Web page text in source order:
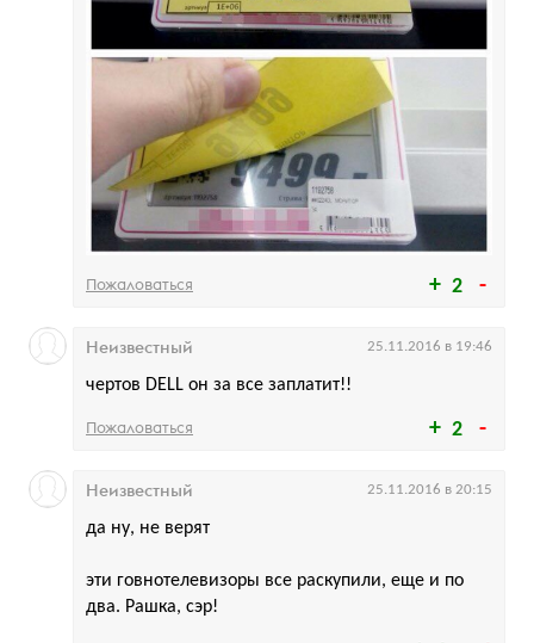
2
Пожаловаться
2
чертов DELL он за все заплатит!!
Неизвестный 25.11.2016 в 19:46
Пожаловаться
да ну, не верят
эти говнотелевизоры все раскупили, еще и по
два. Рашка, сэр!
Неизвестный 25.11.2016 в 20:15